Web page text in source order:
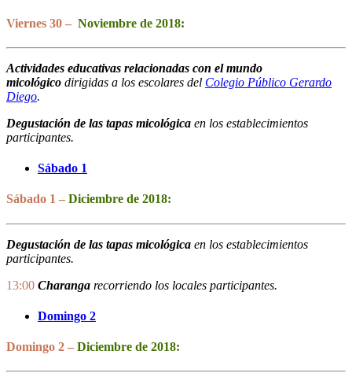
Viernes 30 – Noviembre de 2018:
Actividades educativas relacionadas con el mundo
micológico dirigidas a los escolares del Colegio Público Gerardo
Diego.
Degustación de las tapas micológica en los establecimientos
participantes.
Sábado 1
Sábado 1 – Diciembre de 2018:
Degustación de las tapas micológica en los establecimientos
participantes.
13:00 Charanga recorriendo los locales participantes.
Domingo 2
Domingo 2 – Diciembre de 2018: